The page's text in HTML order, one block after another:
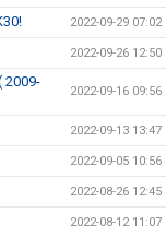
2022-09-29 07:02
2022-09-26 12:50
2009-
2022-09-16 09:56
2022-09-13 13:47
2022-09-05 10:56
2022-08-26 12:45
2022-08-12 11:07